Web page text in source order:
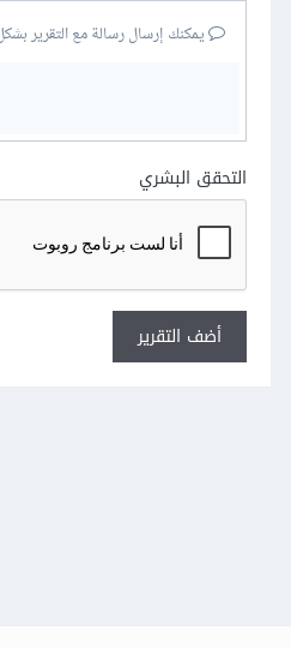
يمكنك إرسال رسالة مع التقرير
التحقق البشري
أضف التقرير